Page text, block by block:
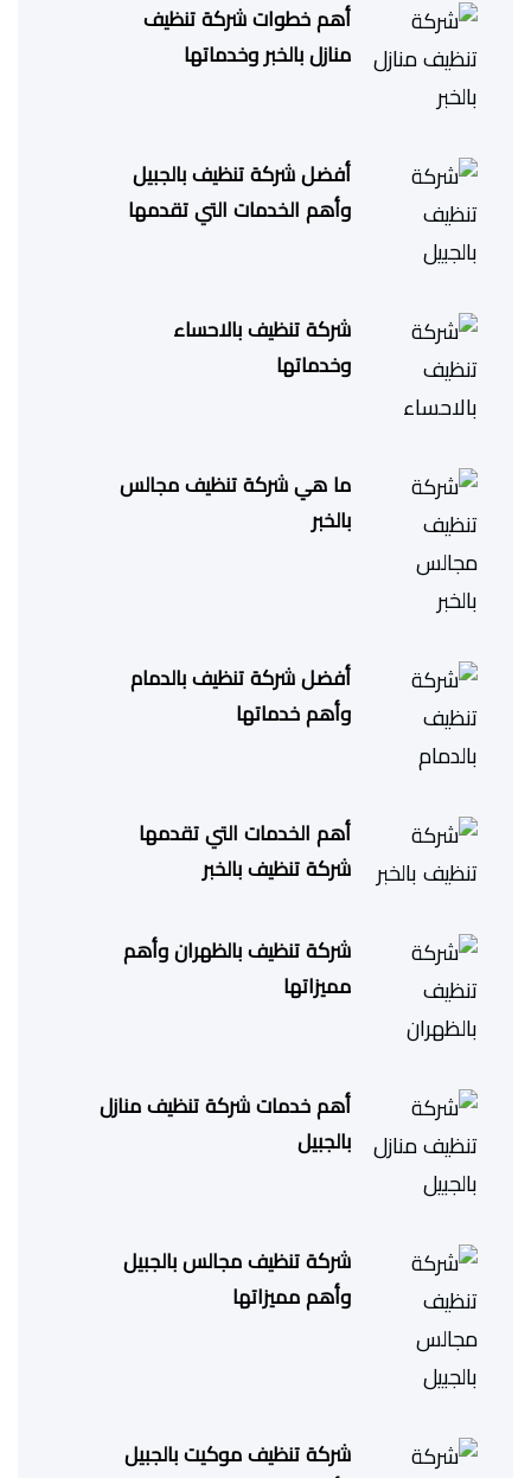
أهم خطوات شركة تنظيف
منازل بالخبر وخدماتها
أفضل شركة تنظيف بالجبيل
وأهم الخدمات التي تقدمها
شركة تنظيف بالاحساء
وخدماتها
ما هي شركة تنظيف مجالس
بالخبر
أفضل شركة تنظيف بالدمام
وأهم خدماتها
أهم الخدمات التي تقدمها
شركة تنظيف بالخبر
شركة تنظيف بالظهران وأهم
مميزاتها
أهم خدمات شركة تنظيف منازل
بالجبيل
شركة تنظيف مجالس بالجبيل
وأهم مميزاتها
شركة تنظيف موكيت بالجبيل